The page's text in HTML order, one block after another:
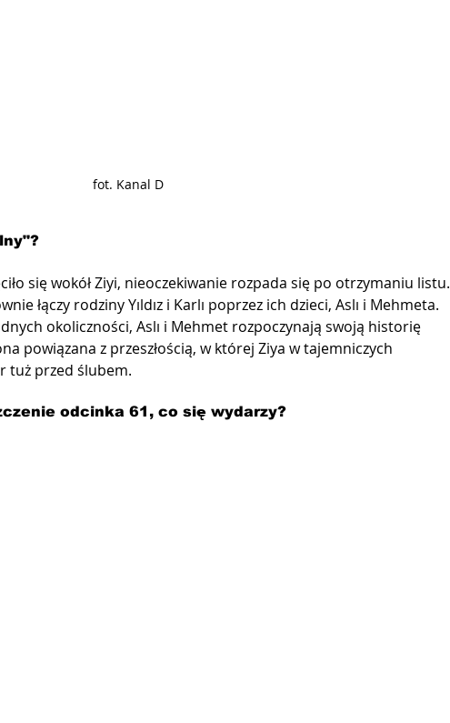
fot. Kanal D
się wokół Ziyi, nieoczekiwanie rozpada się po otrzymaniu listu.
łączy rodziny Yıldız i Karlı poprzez ich dzieci, Aslı i Mehmeta.
okoliczności, Aslı i Mehmet rozpoczynają swoją historię
powiązana z przeszłością, w której Ziya w tajemniczych
tuż przed ślubem.
odcinka 61, co się wydarzy?